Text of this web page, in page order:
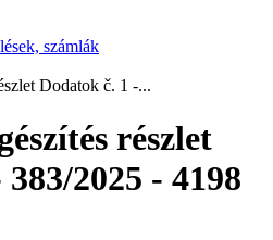
számlák
Dodatok č. 1 -...
részlet
2025 - 4198